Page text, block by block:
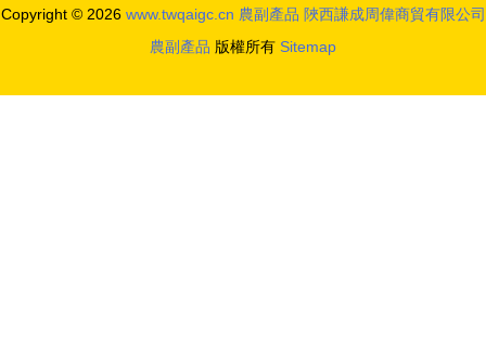
Copyright © 2026 www.twqaigc.cn 農副產品 陜西謙成周偉商貿有限公司
農副產品 版權所有 Sitemap